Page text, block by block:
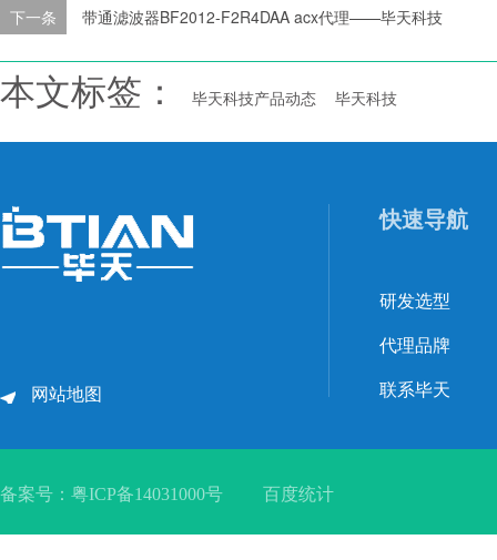
下一条 带通滤波器BF2012-F2R4DAA acx代理——毕天科技
本文标签： 毕天科技产品动态 毕天科技
网站地图
快速导航
研发选型
代理品牌
联系毕天
备案号： 粤ICP备14031000号 百度统计